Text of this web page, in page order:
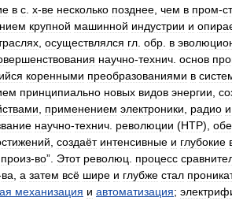
в с х-ве несколько позднее чем в пром-
крупной машинной индустрии и
осуществлялся гл обр в
научно-технич основ
коренными преобразованиями в
принципиально новых видов энергии
применением электроники радио и
научно-технич революции (НТР),
создаёт интенсивные и глубокие
произ-во”. Этот революц процесс
ва а затем всё шире и глубже стал
механизация и автоматизация;